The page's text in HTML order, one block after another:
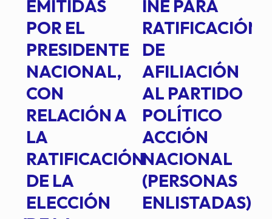
EMITIDAS
POR EL
PRESIDENTE
NACIONAL,
CON
RELACIÓN A
LA
RATIFICACIÓN
DE LA
ELECCIÓN
INE PARA
RATIFICACIÓN
DE
AFILIACIÓN
AL PARTIDO
POLÍTICO
ACCIÓN
NACIONAL
(PERSONAS
ENLISTADAS)